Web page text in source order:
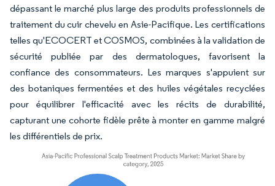
dépassant le marché plus large des produits professionnels de
traitement du cuir chevelu en Asie-Pacifique. Les certifications
telles qu'ECOCERT et COSMOS, combinées à la validation de
sécurité publiée par des dermatologues, favorisent la
confiance des consommateurs. Les marques s'appuient sur
des botaniques fermentées et des huiles végétales recyclées
pour équilibrer l'efficacité avec les récits de durabilité,
capturant une cohorte fidèle prête à monter en gamme malgré
les différentiels de prix.